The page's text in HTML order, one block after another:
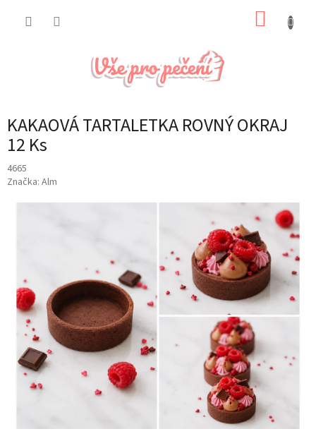
KAKAOVÁ TARTALETKA ROVNÝ OKRAJ
12 Ks
4665
Značka: Alm